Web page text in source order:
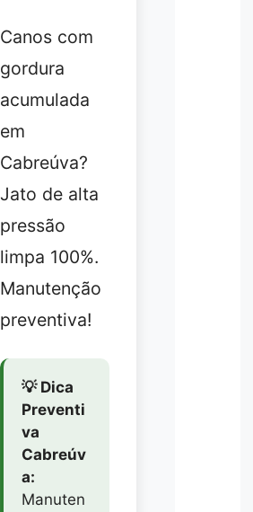
Canos com
gordura
acumulada
em
Cabreúva?
Jato de alta
pressão
limpa 100%.
Manutenção
preventiva!
💡 Dica
Preventi
va
Cabreúv
a:
Manuten